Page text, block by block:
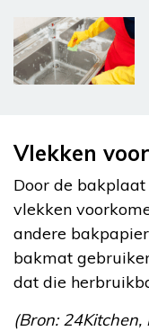
Vlekken
Door de
vlekken
andere
bakmat
dat die
(Bron: 24Kitchen,